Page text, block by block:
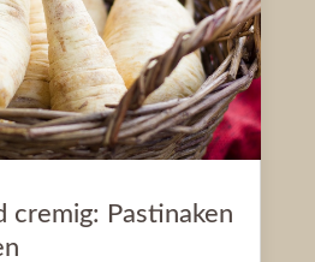
cremig: Pastinaken